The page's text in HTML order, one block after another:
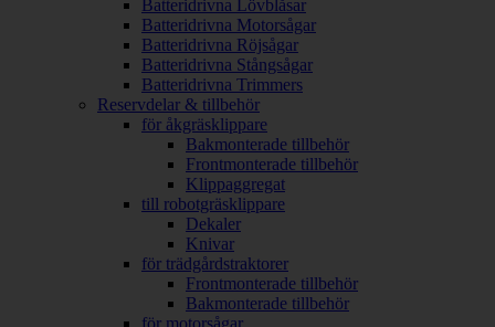
Batteridrivna Lövblåsar
Batteridrivna Motorsågar
Batteridrivna Röjsågar
Batteridrivna Stångsågar
Batteridrivna Trimmers
Reservdelar & tillbehör
för åkgräsklippare
Bakmonterade tillbehör
Frontmonterade tillbehör
Klippaggregat
till robotgräsklippare
Dekaler
Knivar
för trädgårdstraktorer
Frontmonterade tillbehör
Bakmonterade tillbehör
för motorsågar